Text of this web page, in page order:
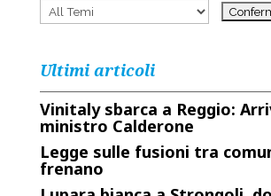
Ultimi articoli
Vinitaly sbarca a Reggio:
ministro Calderone
Legge sulle fusioni tra
frenano